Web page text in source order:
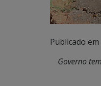
Publicado em
Governo